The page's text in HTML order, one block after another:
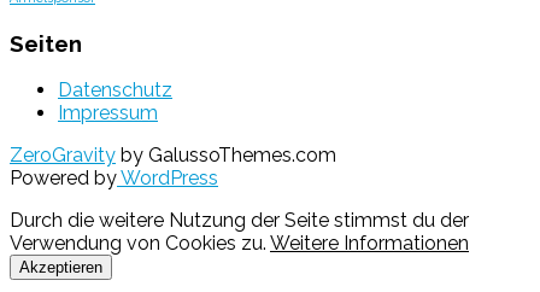
Seiten
Datenschutz
Impressum
ZeroGravity by GalussoThemes.com
Powered byWordPress
Durch die weitere Nutzung der Seite stimmst du der
Verwendung von Cookies zu. Weitere Informationen
Akzeptieren